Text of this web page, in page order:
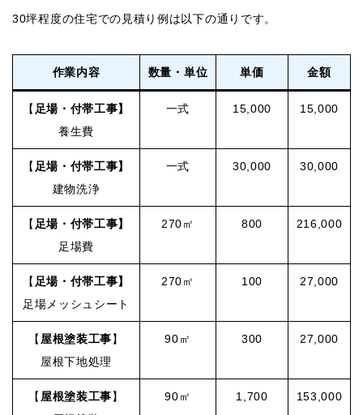
30坪程度の住宅での見積り例は以下の通りです。
作業内容 数量・単位 単価 金額
【 足場・付帯工事】
養生費
一式 15,000 15,000
【 足場・付帯工事】
建物洗浄
一式 30,000 30,000
【 足場・付帯工事】
足場費
270㎡ 800 216,000
【 足場・付帯工事】
足場メッシュシート
270㎡ 100 27,000
【 屋根塗装工事】
屋根下地処理
90㎡ 300 27,000
【 屋根塗装工事】
90㎡ 1,700 153,000